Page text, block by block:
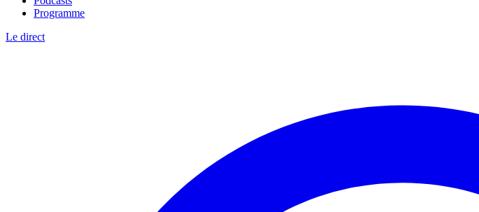
Programme
Le direct